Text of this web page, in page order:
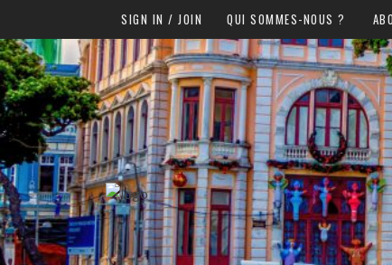
SIGN IN / JOIN QUI SOMMES-NOUS ?